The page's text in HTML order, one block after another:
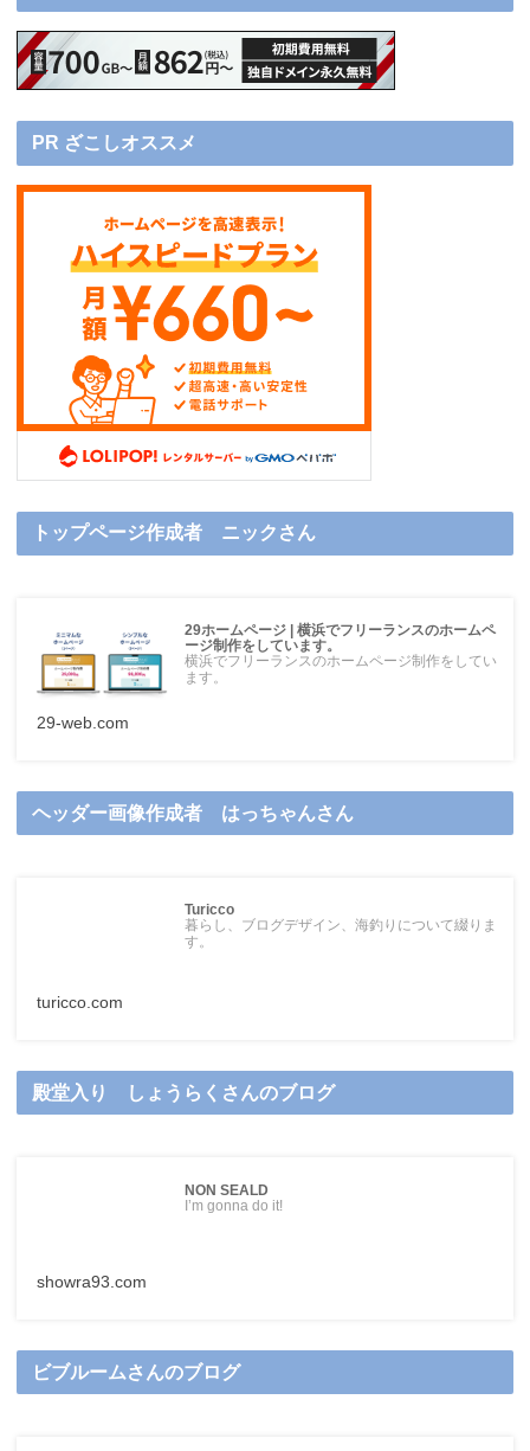
PR ざこしオススメ
トップページ作成者 ニックさん
29ホームページ | 横浜でフリーランスのホームペ
ージ制作をしています。
横浜でフリーランスのホームページ制作をしてい
ます。
29-web.com
ヘッダー画像作成者 はっちゃんさん
Turicco
暮らし、ブログデザイン、海釣りについて綴りま
す。
turicco.com
殿堂入り しょうらくさんのブログ
NON SEALD
I’m gonna do it!
showra93.com
ビブルームさんのブログ